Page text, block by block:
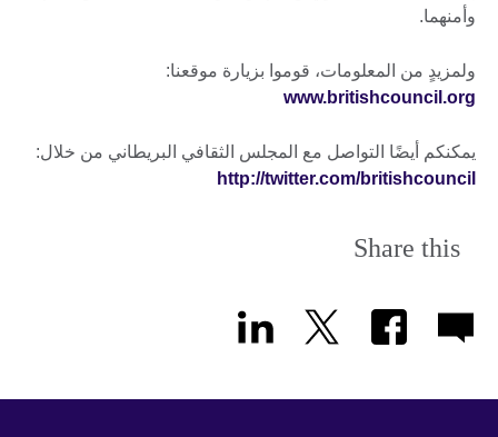
وأمنهما.
ولمزيدٍ من المعلومات، قوموا بزيارة موقعنا:
www.britishcouncil.org
يمكنكم أيضًا التواصل مع المجلس الثقافي البريطاني من خلال:
http://twitter.com/britishcouncil
Share this